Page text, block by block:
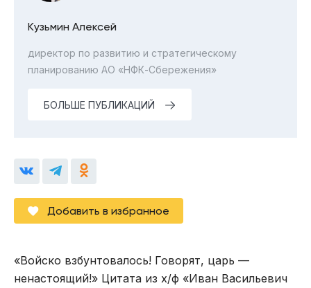
Кузьмин Алексей
директор по развитию и стратегическому
планированию АО «НФК-Сбережения»
БОЛЬШЕ ПУБЛИКАЦИЙ
Добавить в избранное
«Войско взбунтовалось! Говорят, царь —
ненастоящий!» Цитата из х/ф «Иван Васильевич